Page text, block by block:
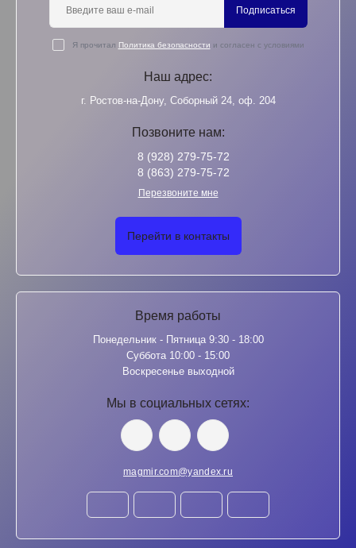
Подписаться
Я прочитал Политика безопасности и согласен с условиями
Наш адрес:
г. Ростов-на-Дону, Соборный 24, оф. 204
Позвоните нам:
8 (928) 279-75-72
8 (863) 279-75-72
Перезвоните мне
Перейти в контакты
Время работы
Понедельник - Пятница 9:30 - 18:00
Суббота 10:00 - 15:00
Воскресенье выходной
Мы в социальных сетях:
magmir.com@yandex.ru